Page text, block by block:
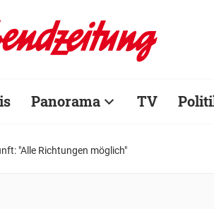
Panorama TV
"Alle Richtungen möglich"